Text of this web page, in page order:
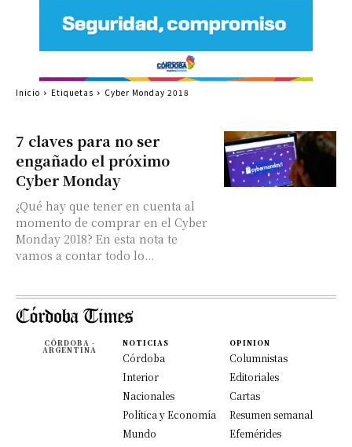
7 claves para no ser
engañado el próximo
Cyber Monday
¿Qué hay que tener en cuenta al
momento de comprar en el Cyber
Monday 2018? En esta nota te
vamos a contar todo lo...
Inicio Etiquetas Cyber Monday 2018
CÓRDOBA -
ARGENTINA
NOTICIAS
Córdoba
Interior
Nacionales
Política y Economía
Mundo
OPINION
Columnistas
Editoriales
Cartas
Resumen semanal
Efemérides